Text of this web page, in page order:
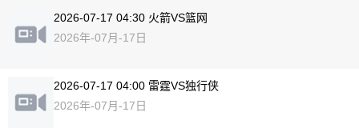
2026-07-17 04:30 火箭VS篮网
2026年-07月-17日
2026-07-17 04:00 雷霆VS独行侠
2026年-07月-17日